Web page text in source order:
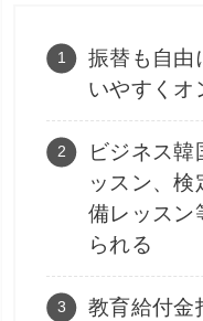
振替も自由
いやすくオ
ビジネス韓
ッスン、
備レッスン
られる
教育給付金